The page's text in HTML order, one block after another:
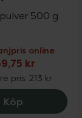
25%
Serum,
500 g
online
kr
pris: 213 kr
Köp Nyttoteket